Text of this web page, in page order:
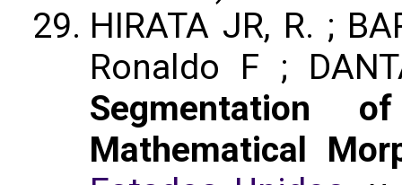
HIRATA JR, R. ;
Ronaldo F ;
Segmentation
Mathematical